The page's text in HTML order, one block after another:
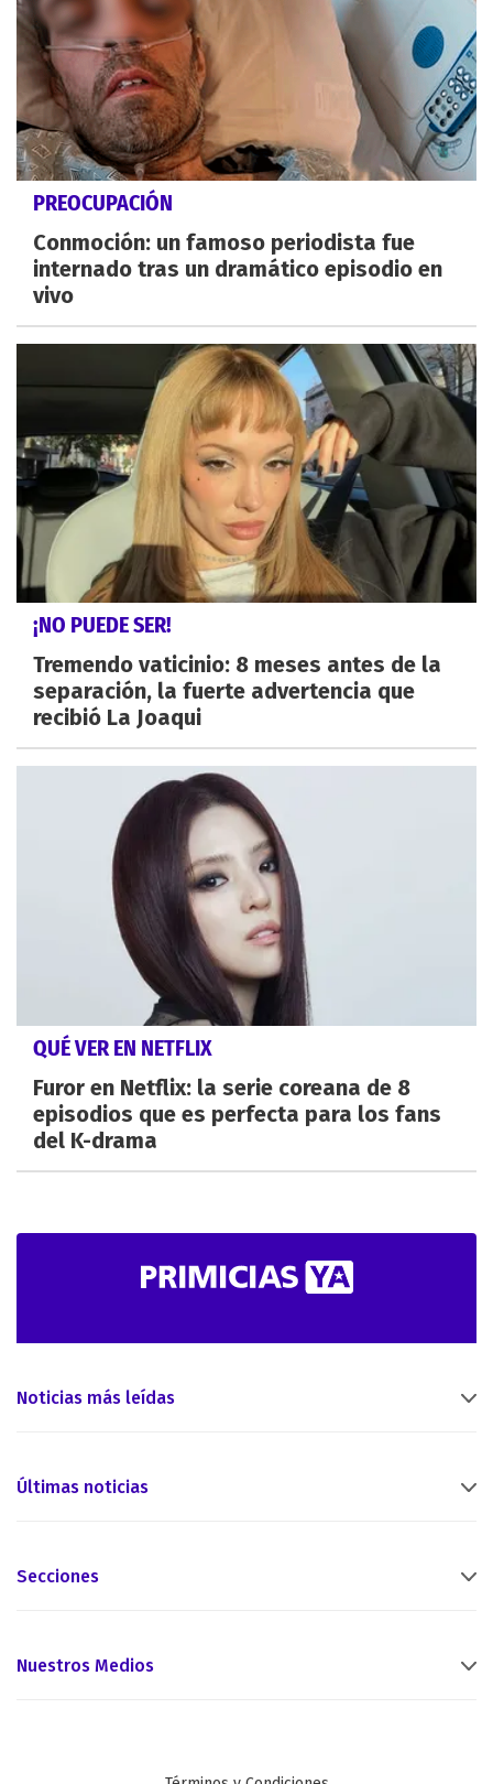
PREOCUPACIÓN
Conmoción: un famoso periodista fue
internado tras un dramático episodio en
vivo
¡NO PUEDE SER!
Tremendo vaticinio: 8 meses antes de la
separación, la fuerte advertencia que
recibió La Joaqui
QUÉ VER EN NETFLIX
Furor en Netflix: la serie coreana de 8
episodios que es perfecta para los fans
del K-drama
Noticias más leídas
Últimas noticias
Secciones
Nuestros Medios